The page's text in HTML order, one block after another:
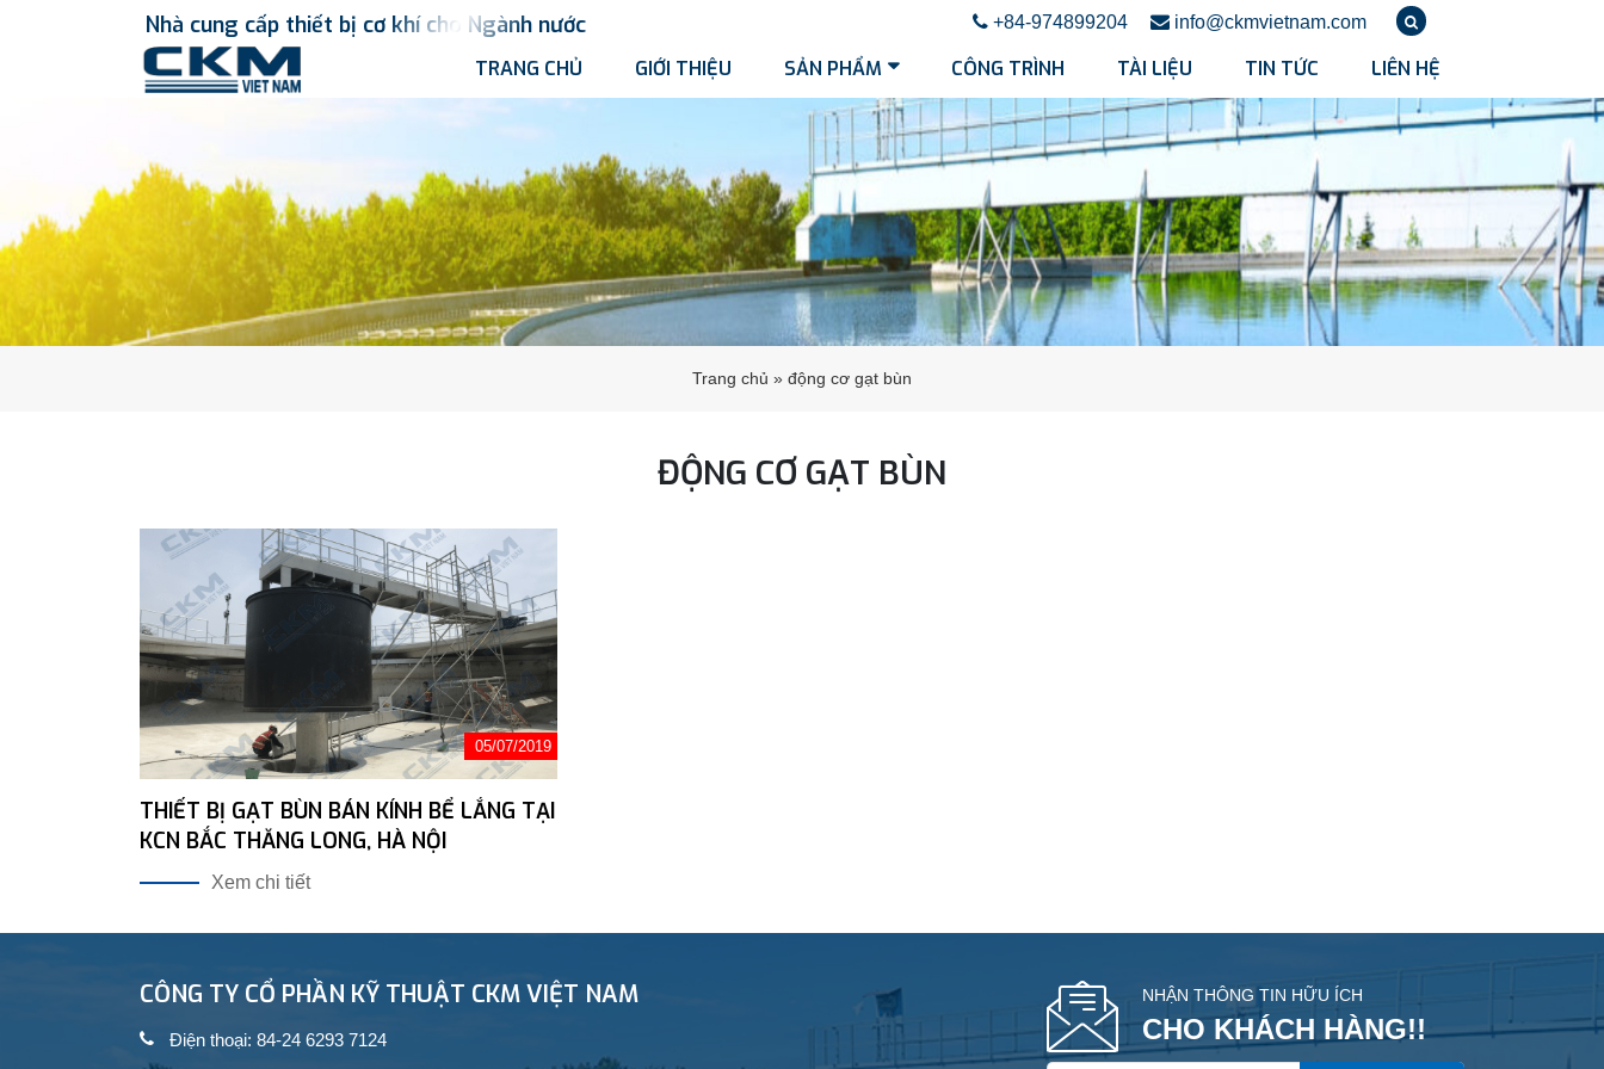
Nhà cung cấp thiết bị cơ khí cho Ngành nước +84-974899204 info@ckmvietnam.com
TRANG CHỦ GIỚI THIỆU SẢN PHẨM CÔNG TRÌNH TÀI LIỆU TIN TỨC LIÊN HỆ
Trang chủ » động cơ gạt bùn
ĐỘNG CƠ GẠT BÙN
05/07/2019
THIẾT BỊ GẠT BÙN BÁN KÍNH BỂ LẮNG TẠI
KCN BẮC THĂNG LONG, HÀ NỘI
Xem chi tiết
CÔNG TY CỔ PHẦN KỸ THUẬT CKM VIỆT NAM
Điện thoại: 84-24 6293 7124
NHẬN THÔNG TIN HỮU ÍCH
CHO KHÁCH HÀNG!!